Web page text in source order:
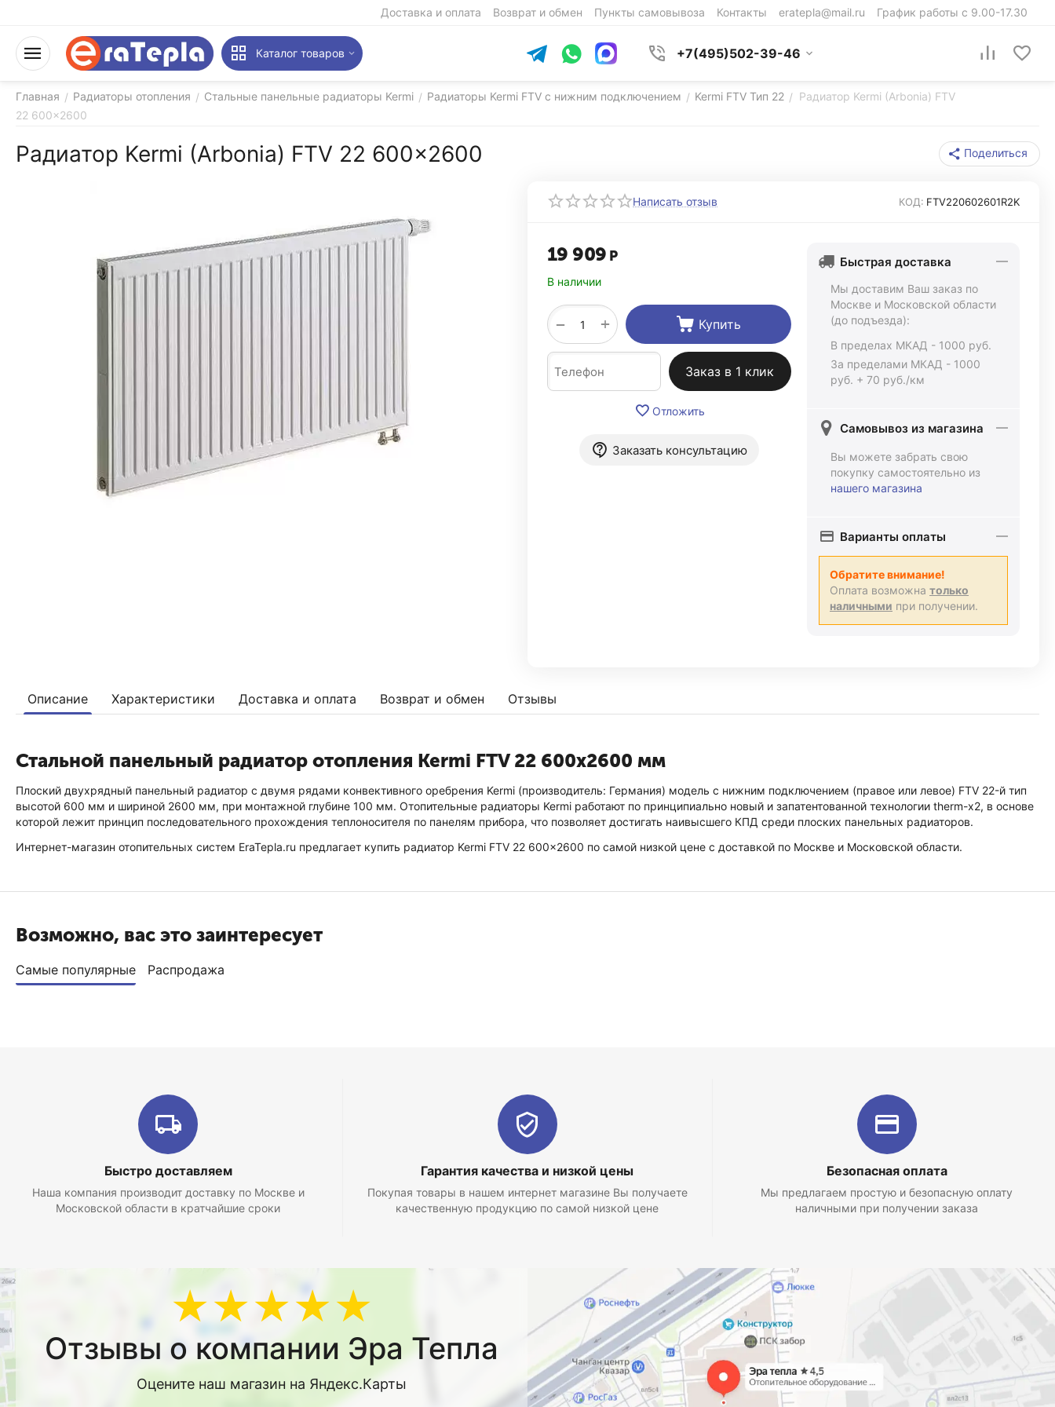
Доставка и оплата Возврат и обмен Пункты самовывоза Контакты eratepla@mail.ru График работы с 9.00-17.30
Каталог товаров +7(495)502-39-46
Главная / Радиаторы отопления / Стальные панельные радиаторы Kermi / Радиаторы Kermi FTV с нижним подключением / Kermi FTV Тип 22 / Радиатор Kermi (Arbonia) FTV
22 600x2600
Радиатор Kermi (Arbonia) FTV 22 600x2600 Поделиться
Написать отзыв КОД: FTV220602601R2K
19 909 Р
В наличии
+
− Купить
Заказ в 1 клик
Отложить
Заказать консультацию
Быстрая доставка
Мы доставим Ваш заказ по
Москве и Московской области
(до подъезда):
В пределах МКАД - 1000 руб.
За пределами МКАД - 1000
руб. + 70 руб./км
Самовывоз из магазина
Вы можете забрать свою
покупку самостоятельно из
нашего магазина
Варианты оплаты
Обратите внимание!
Оплата возможна только
наличными при получении.
Описание Характеристики Доставка и оплата Возврат и обмен Отзывы
Стальной панельный радиатор отопления Kermi FTV 22 600x2600 мм
Плоский двухрядный панельный радиатор с двумя рядами конвективного оребрения Kermi (производитель: Германия) модель с нижним подключением (правое или левое) FTV 22-й тип
высотой 600 мм и шириной 2600 мм, при монтажной глубине 100 мм. Отопительные радиаторы Kermi работают по принципиально новый и запатентованной технологии therm-x2, в основе
которой лежит принцип последовательного прохождения теплоносителя по панелям прибора, что позволяет достигать наивысшего КПД среди плоских панельных радиаторов.
Интернет-магазин отопительных систем EraTepla.ru предлагает купить радиатор Kermi FTV 22 600x2600 по самой низкой цене с доставкой по Москве и Московской области.
Возможно, вас это заинтересует
Самые популярные Распродажа
Быстро доставляем
Наша компания производит доставку по Москве и
Московской области в кратчайшие сроки
Гарантия качества и низкой цены
Покупая товары в нашем интернет магазине Вы получаете
качественную продукцию по самой низкой цене
Безопасная оплата
Мы предлагаем простую и безопасную оплату
наличными при получении заказа
★★★★★
Отзывы о компании Эра Тепла
Оцените наш магазин на Яндекс.Карты